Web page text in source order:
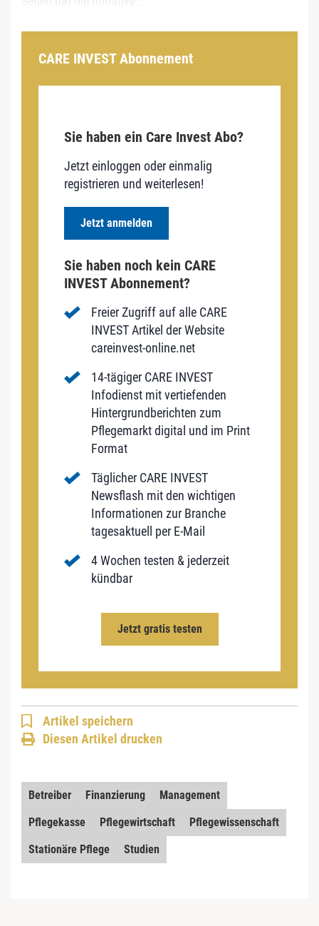
CARE INVEST Abonnement
Sie haben ein Care Invest Abo?
Jetzt einloggen oder einmalig
registrieren und weiterlesen!
Jetzt anmelden
Sie haben noch kein CARE
INVEST Abonnement?
Freier Zugriff auf alle CARE
INVEST Artikel der Website
careinvest-online.net
14-tägiger CARE INVEST
Infodienst mit vertiefenden
Hintergrundberichten zum
Pflegemarkt digital und im Print
Format
Täglicher CARE INVEST
Newsflash mit den wichtigen
Informationen zur Branche
tagesaktuell per E-Mail
4 Wochen testen & jederzeit
kündbar
Jetzt gratis testen
Artikel speichern
Diesen Artikel drucken
Betreiber Finanzierung
Management
Pflegekasse
Pflegewirtschaft
Pflegewissenschaft
Stationäre Pflege
Studien